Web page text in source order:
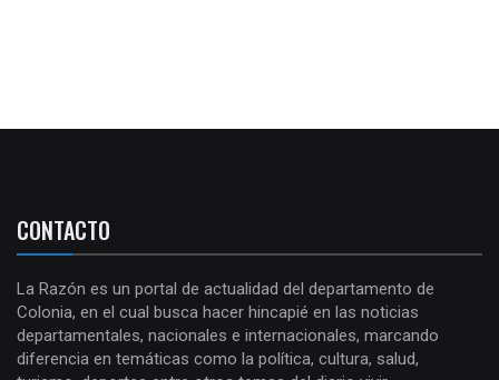
CONTACTO
La Razón es un portal de actualidad del departamento de
Colonia, en el cual busca hacer hincapié en las noticias
departamentales, nacionales e internacionales, marcando
diferencia en temáticas como la política, cultura, salud,